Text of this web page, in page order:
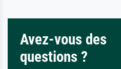
Avez-vous des
questions ?